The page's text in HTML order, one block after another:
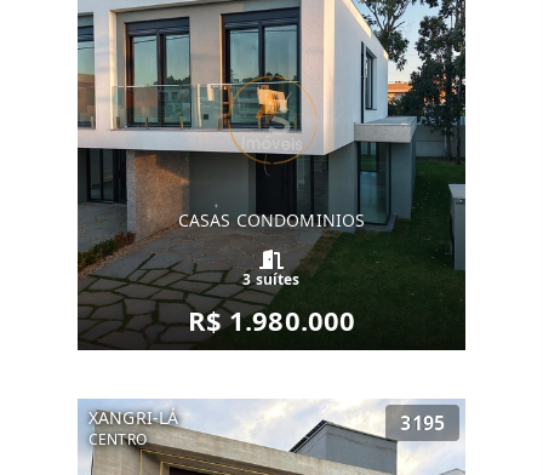
CASAS CONDOMINIOS
3 suítes
R$ 1.980.000
XANGRI-LÁ
CENTRO
3195